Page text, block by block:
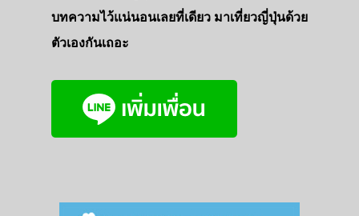
บทความไว้แน่นอนเลยที่เดียว มาเที่ยวญี่ปุ่นด้วย
ตัวเองกันเถอะ